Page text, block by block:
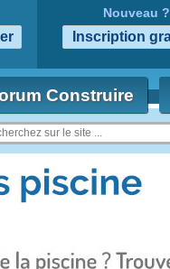
Nouveau ?
Construire